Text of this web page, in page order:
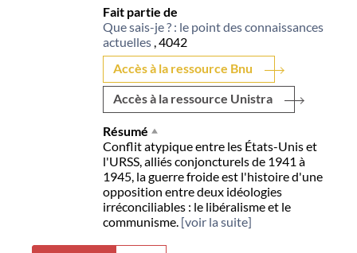
Fait partie de
Que sais-je ? : le point des connaissances
actuelles, 4042
Accès à la ressource Bnu
Accès à la ressource Unistra
Résumé
Conflit atypique entre les États-Unis et
l'URSS, alliés conjoncturels de 1941 à
1945, la guerre froide est l'histoire d'une
opposition entre deux idéologies
irréconciliables : le libéralisme et le
communisme. [voir la suite]